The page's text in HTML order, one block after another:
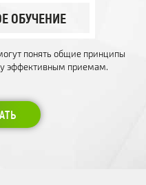
ОБУЧЕНИЕ
понять общие принципы
эффективным приемам.